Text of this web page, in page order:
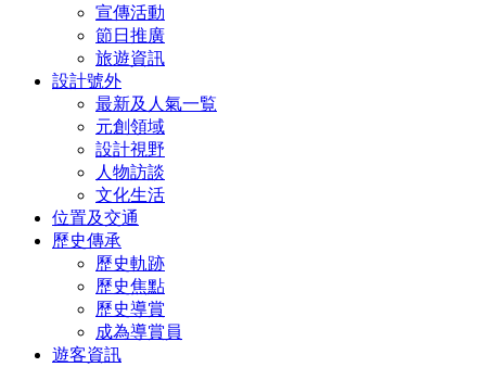
宣傳活動
節日推廣
旅遊資訊
設計號外
最新及人氣一覧
元創領域
設計視野
人物訪談
文化生活
位置及交通
歷史傳承
歷史軌跡
歷史焦點
歷史導賞
成為導賞員
遊客資訊